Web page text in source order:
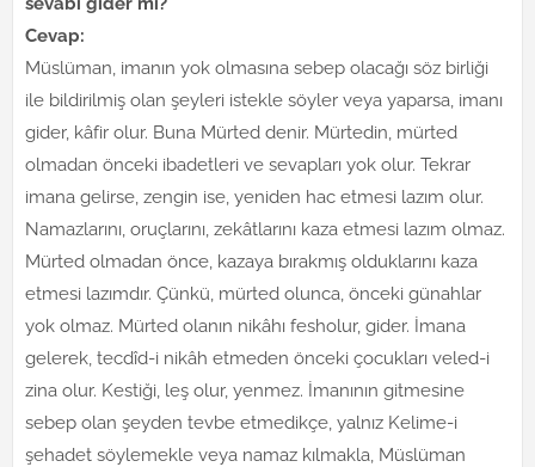
Cevap:
Müslüman, imanın yok olmasına sebep olacağı söz birliği
ile bildirilmiş olan şeyleri istekle söyler veya yaparsa, imanı
gider, kâfir olur. Buna Mürted denir. Mürtedin, mürted
olmadan önceki ibadetleri ve sevapları yok olur. Tekrar
imana gelirse, zengin ise, yeniden hac etmesi lazım olur.
Namazlarını, oruçlarını, zekâtlarını kaza etmesi lazım olmaz.
Mürted olmadan önce, kazaya bırakmış olduklarını kaza
etmesi lazımdır. Çünkü, mürted olunca, önceki günahlar
yok olmaz. Mürted olanın nikâhı fesholur, gider. İmana
gelerek, tecdîd-i nikâh etmeden önceki çocukları veled-i
zina olur. Kestiği, leş olur, yenmez. İmanının gitmesine
sebep olan şeyden tevbe etmedikçe, yalnız Kelime-i
şehadet söylemekle veya namaz kılmakla, Müslüman